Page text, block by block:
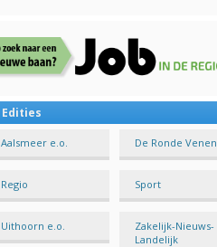
Edities
Aalsmeer e.o. De Ronde Venen
Regio Sport
Uithoorn e.o.
Zakelijk-Nieuws-
Landelijk